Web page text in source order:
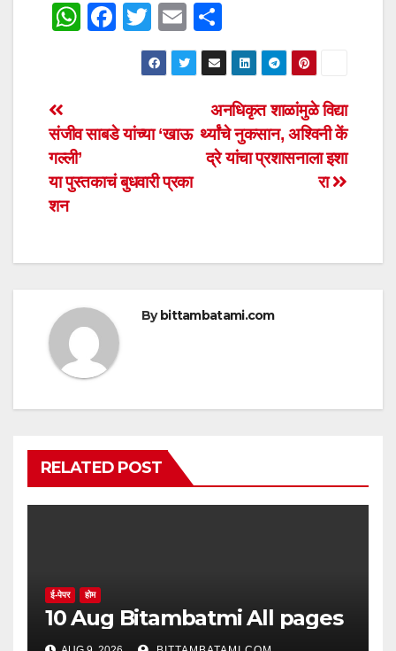
W
A
p
p
F
b
o
T
wi
tt
E
m
ail
h
ar
e
Post
navigation
अनधिकृत शाळांमुळे विद्या
र्थ्यांचे नुकसान, अश्विनी कें
द्रे यांचा प्रशासनाला इशा
रा
संजीव साबडे यांच्या ‘खाऊ
गल्ली’
या पुस्तकाचं बुधवारी प्रका
शन
By bittambatami.com
RELATED POST
ई-पेपर होम
10 Aug Bitambatmi All pages